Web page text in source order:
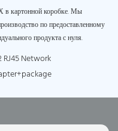
в картонной коробке. Мы
по предоставленному
продукта с нуля.